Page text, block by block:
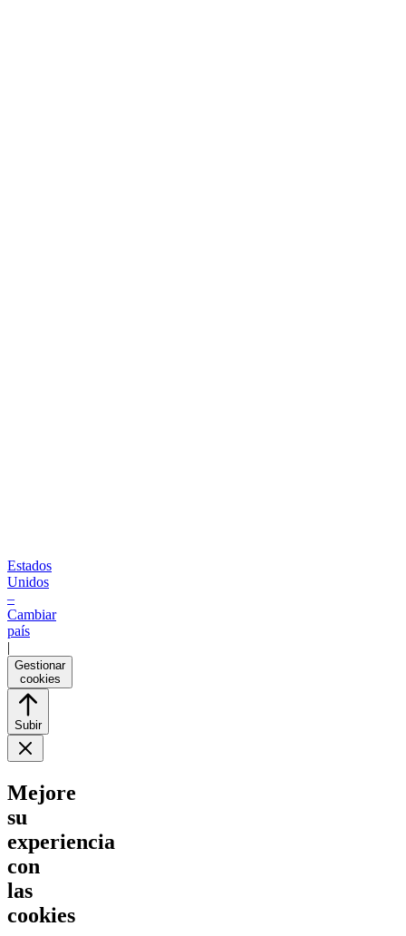
Estados
Unidos
–
Cambiar
país
|
Gestionar
cookies
Subir
Mejore
su
experiencia
con
las
cookies